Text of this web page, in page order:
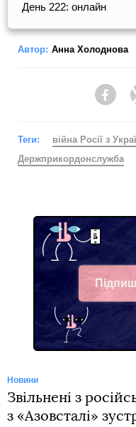
День 222: онлайн
Автор: Анна Холоднова
Теги: війна Росії з
Держприкордонслужба
Новини
Звільнені з
з «Азовсталі»